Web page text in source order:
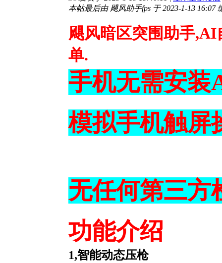
本帖最后由 飓风助手fps 于 2023-1-13 16:07
飓风暗区突围助手
单.
手机无需安装
模拟手机触屏
无任何第三方
功能介绍
1,智能动态压枪